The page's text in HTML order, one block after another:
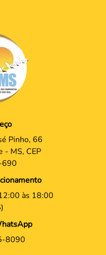
Pinho, 66
- MS, CEP
às 18:00
8090